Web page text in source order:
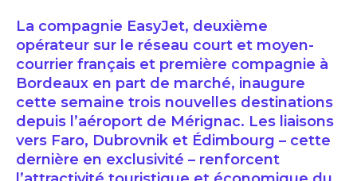
La compagnie EasyJet, deuxième
opérateur sur le réseau court et moyen-
courrier français et première compagnie à
Bordeaux en part de marché, inaugure
cette semaine trois nouvelles destinations
depuis l’aéroport de Mérignac. Les liaisons
vers Faro, Dubrovnik et Édimbourg – cette
dernière en exclusivité – renforcent